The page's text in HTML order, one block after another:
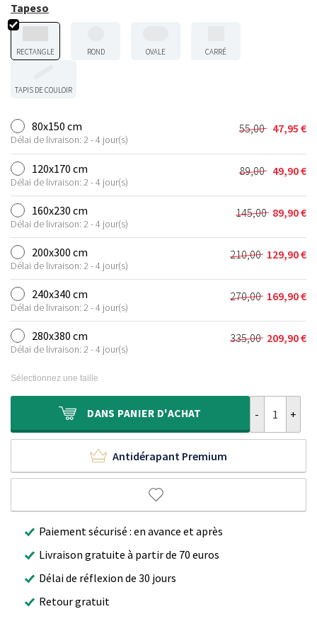
Tapeso
RECTANGLE ROND OVALE CARRÉ
TAPIS DE COULOIR
80x150 cm
Délai de livraison: 2 - 4 jour(s)
55,00
Le
prix
initial
était :
55,00 €.
47,95 €
Le
prix
actuel
est :
47,95 €.
120x170 cm
Délai de livraison: 2 - 4 jour(s)
89,00
Le
prix
initial
était :
89,00 €.
49,90€
Le
prix
actuel
est :
49,90 €.
160x230 cm
Délai de livraison: 2 - 4 jour(s)
145,00
Le
prix
initial
était :
145,00 €.
89,90€
Le
prix
actuel
est :
89,90 €.
200x300 cm
Délai de livraison: 2 - 4 jour(s)
210,00
Le
prix
initial
était :
210,00 €.
129,90€
Le
prix
actuel
est :
129,90 €.
240x340 cm
Délai de livraison: 2 - 4 jour(s)
270,00
Le
prix
initial
était :
169,90€
Le
prix
actuel
est :
280x380 cm
Délai de livraison: 2 - 4 jour(s)
335,00
Le
335,00 €.
209,90€
Le
209,90 €.
Sélectionnez une taille
DANS PANIER D'ACHAT
Antidérapant Premium
Paiement sécurisé : en avance et après
Livraison gratuite à partir de 70 euros
Délai de réflexion de 30 jours
Retour gratuit